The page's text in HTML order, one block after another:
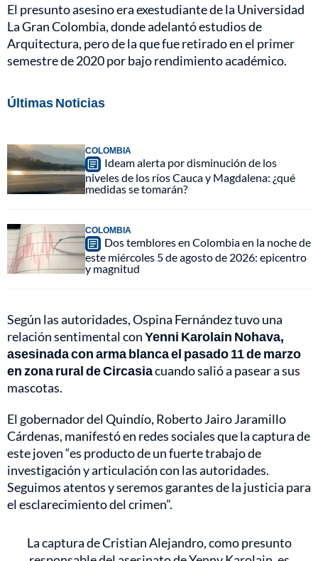
El presunto asesino era exestudiante de la Universidad
La Gran Colombia, donde adelantó estudios de
Arquitectura, pero de la que fue retirado en el primer
semestre de 2020 por bajo rendimiento académico.
Últimas Noticias
COLOMBIA
Ideam alerta por disminución de los
niveles de los ríos Cauca y Magdalena: ¿qué
medidas se tomarán?
COLOMBIA
Dos temblores en Colombia en la noche de
este miércoles 5 de agosto de 2026: epicentro
y magnitud
Según las autoridades, Ospina Fernández tuvo una
relación sentimental conYenni Karolain Nohava,
asesinada con arma blanca el pasado 11 de marzo
en zona rural de Circasiacuando salió a pasear a sus
mascotas.
El gobernador del Quindío, Roberto Jairo Jaramillo
Cárdenas, manifestó en redes sociales que la captura de
este joven “es producto de un fuerte trabajo de
investigación y articulación con las autoridades.
Seguimos atentos y seremos garantes de la justicia para
el esclarecimiento del crimen”.
La captura de Cristian Alejandro, como presunto